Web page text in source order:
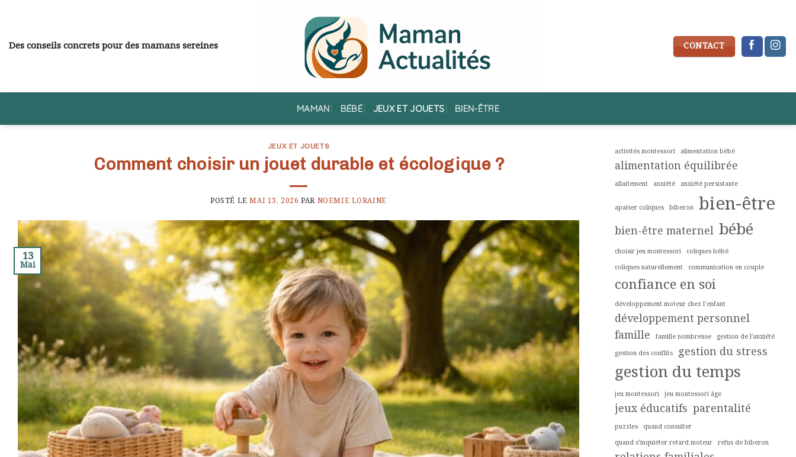
content
Des conseils concrets pour des mamans sereines CONTACT
MAMAN BÉBÉ JEUX ET JOUETS BIEN-ÊTRE
JEUX ET JOUETS
Comment choisir un jouet durable et écologique ?
POSTÉ LEMAI 13, 2026 PAR NOEMIE LORAINE
13
Mai
activités montessori alimentation bébé
alimentation équilibrée
allaitement anxiété anxiété persistante
apaiser coliques biberon bien-être
bien-être maternel bébé
choisir jeu montessori
coliques bébé
coliques naturellement
communication en couple
confiance en soi
développement moteur chez l’enfant
développement personnel
famille
famille nombreuse
gestion de l'anxiété
gestion des conflits
gestion du stress
gestion du temps
jeu montessori jeu montessori âge
jeux éducatifs parentalité
puzzles
quand consulter
quand s’inquiéter retard moteur
refus de biberon